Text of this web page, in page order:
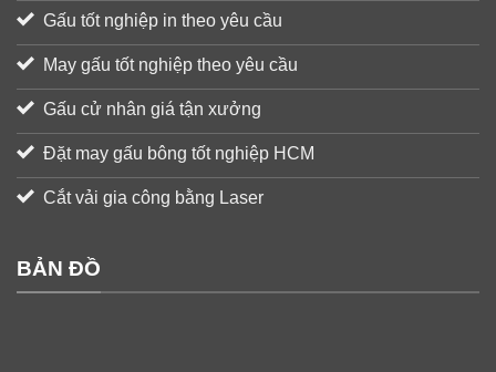
Gấu tốt nghiệp in theo yêu cầu
May gấu tốt nghiệp theo yêu cầu
Gấu cử nhân giá tận xưởng
Đặt may gấu bông tốt nghiệp HCM
Cắt vải gia công bằng Laser
BẢN ĐỒ